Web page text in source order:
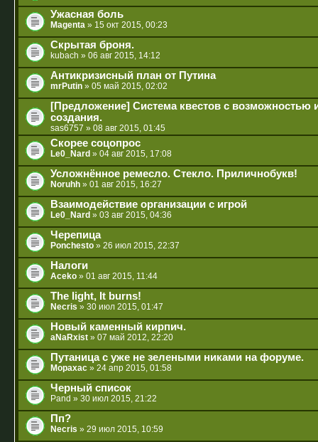
Ужасная боль
Magenta » 15 окт 2015, 00:23
Скрытая броня.
kubach » 06 авг 2015, 14:12
Антикризисный план от Путина
mrPutin » 05 май 2015, 02:02
[Предложение] Система квестов с возможностью
создания.
sas6757 » 08 авг 2015, 01:45
Скорее соцопрос
Le0_Nard » 04 авг 2015, 17:08
Усложнённое ремесло. Стекло. Приличнобукв!
Noruhh » 01 авг 2015, 16:27
Взаимодействие организации с игрой
Le0_Nard » 03 авг 2015, 04:36
Черепица
Ponchesto » 26 июл 2015, 22:37
Налоги
Aceko » 01 авг 2015, 11:44
The light, It burns!
Necris » 30 июл 2015, 01:47
Новый каменный кирпич.
aNaRxist » 07 май 2012, 22:20
Путаница с уже не зелеными никами на форуме.
Mopaxac » 24 апр 2015, 01:58
Черный список
Pand » 30 июл 2015, 21:22
Пп?
Necris » 29 июл 2015, 10:59